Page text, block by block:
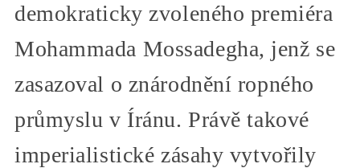
demokraticky zvoleného premiéra
Mohammada Mossadegha, jenž se
zasazoval o znárodnění ropného
průmyslu v Íránu. Právě takové
imperialistické zásahy vytvořily